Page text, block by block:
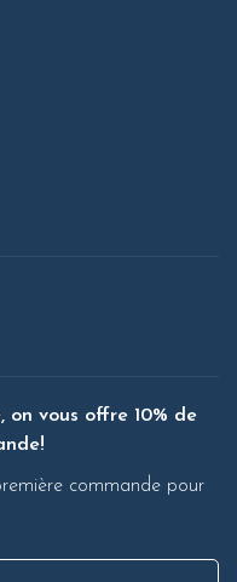
vous offre 10% de
commande pour